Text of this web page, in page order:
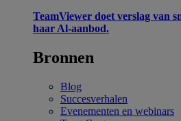
TeamViewer doet verslag van
haar Al-aanbod.
Bronnen
Blog
Succesverhalen
Evenementen en webinars